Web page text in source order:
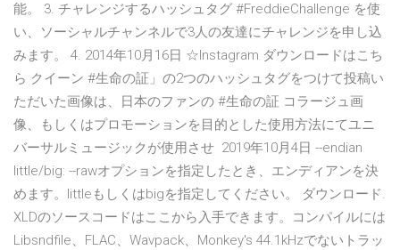
能。 3. チャレンジするハッシュタグ #FreddieChallenge を使
い、ソーシャルチャンネルで3人の友達にチャレンジを申し込
みます。 4. 2014年10月16日 ☆Instagram ダウンロードはこち
ら クイーン #生命の証」の2つのハッシュタグをつけて投稿い
ただいた画像は、日本のファンの #生命の証 コラージュ画
像、もしくはプロモーションを目的とした使用方法にてユニ
バーサルミュージックが使用させ 2019年10月4日 --endian
little/big: --rawオプションを指定したとき、エンディアンを決
めます。littleもしくはbigを指定してください。 ダウンロード.
XLDのソースコードはここから入手できます。コンパイルには
Libsndfile、FLAC、Wavpack、Monkey's 44.1kHzでないトラッ